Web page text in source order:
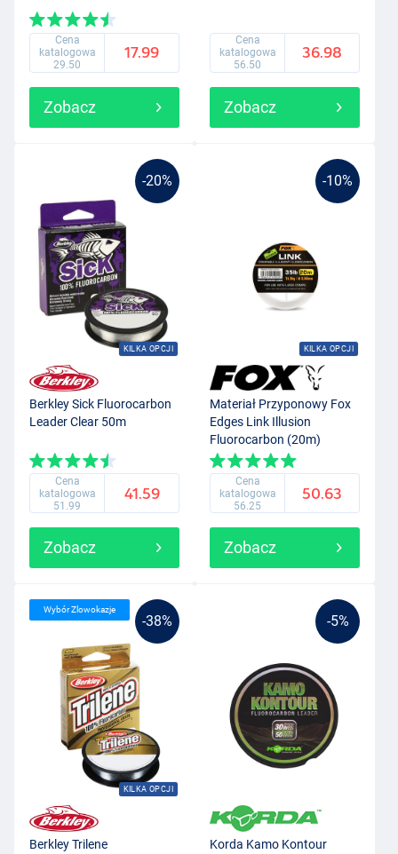
Cena
katalogowa
29.50
17.99
Zobacz
Cena
katalogowa
56.50
36.98
Zobacz
-20%
KILKA OPCJI
Berkley Sick Fluorocarbon
Leader Clear 50m
Cena
katalogowa
51.99
41.59
Zobacz
-10%
KILKA OPCJI
Materiał Przyponowy Fox
Edges Link Illusion
Fluorocarbon (20m)
Cena
katalogowa
56.25
50.63
Zobacz
-38%
KILKA OPCJI
Wybór Zlowokazje
Berkley Trilene
-5%
Korda Kamo Kontour